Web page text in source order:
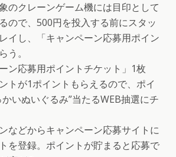
のクレーンゲーム機には目印として
ので、500円を投入する前にスタッ
イし、「キャンペーン応募用ポイン
う。
ン応募用ポイントチケット」1枚
トが1ポイントもらえるので、ポイ
いぬいぐるみ”当たるWEB抽選にチ
などからキャンペーン応募サイトに
を登録。ポイントが貯まると応募で